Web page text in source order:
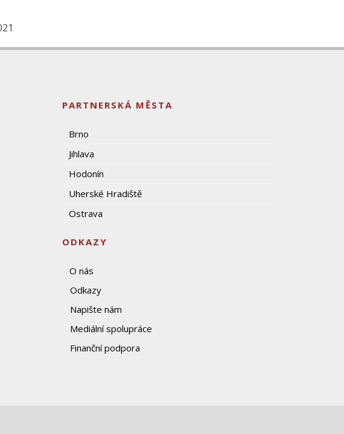
PARTNERSKÁ MĚSTA
Brno
Jihlava
Hodonín
Uherské Hradiště
Ostrava
ODKAZY
O nás
Odkazy
Napište nám
Mediální spolupráce
Finanční podpora